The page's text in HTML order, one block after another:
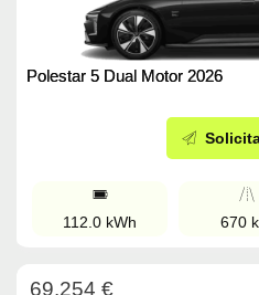
Polestar 5 Dual Motor 2026
112.0 kWh 670
69.254 €